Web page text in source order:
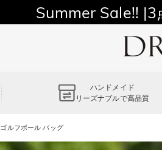
11,700
Summer Sale!!
ハンドメイド
リーズナブルで高品質
ゴルフボール バッグ